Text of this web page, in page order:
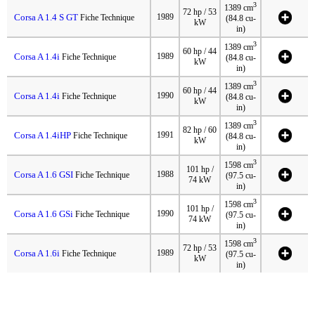
Corsa A 1.4 S GT Fiche Technique 1989
72 hp / 53
kW
1389 cm3
(84.8 cu-
in)
Corsa A 1.4i Fiche Technique 1989
60 hp / 44
kW
1389 cm3
(84.8 cu-
in)
Corsa A 1.4i Fiche Technique 1990
60 hp / 44
kW
1389 cm3
(84.8 cu-
in)
Corsa A 1.4iHP Fiche Technique 1991
82 hp / 60
kW
1389 cm3
(84.8 cu-
in)
Corsa A 1.6 GSI Fiche Technique 1988
101 hp /
74 kW
1598 cm3
(97.5 cu-
in)
Corsa A 1.6 GSi Fiche Technique 1990
101 hp /
74 kW
1598 cm3
(97.5 cu-
in)
Corsa A 1.6i Fiche Technique 1989
72 hp / 53
kW
1598 cm3
(97.5 cu-
in)